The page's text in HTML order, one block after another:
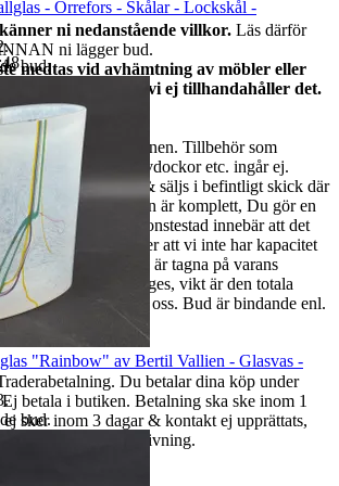
ni nedanstående villkor. Läs därför
ni lägger bud.
medtas vid avhämtning av möbler eller
tunga föremål då vi ej tillhandahåller det.
ingår i auktionen. Tillbehör som
som stativ, provdockor etc. ingår ej.
om ej annat anges & säljs i befintligt skick där
garanterar ej att varan är komplett, Du gör en
bilderna. Ej funktionstestad innebär att det
den är ur funktion eller att vi inte har kapacitet
Mått som anges är tagna på varans
del om annat ej anges, vikt är den totala
måste ni maila oss. Bud är bindande enl.
Du betalar dina köp under
betala i butiken. Betalning ska ske inom 1
sker inom 3 dagar & kontakt ej upprättats,
från vidare budgivning.
- Orrefors - Skålar - Lockskål -
.
bud.
"Rainbow" av Bertil Vallien - Glasvas -
.
bud.